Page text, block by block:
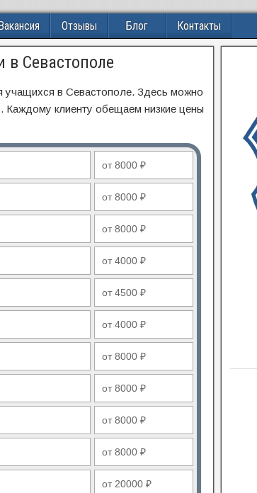
Отзывы Блог Контакты
в Севастополе
учащихся в Севастополе. Здесь можно
Каждому клиенту обещаем низкие цены
от 8000 ₽
от 8000 ₽
от 8000 ₽
от 4000 ₽
от 4500 ₽
от 4000 ₽
от 8000 ₽
от 8000 ₽
от 8000 ₽
от 8000 ₽
от 20000 ₽